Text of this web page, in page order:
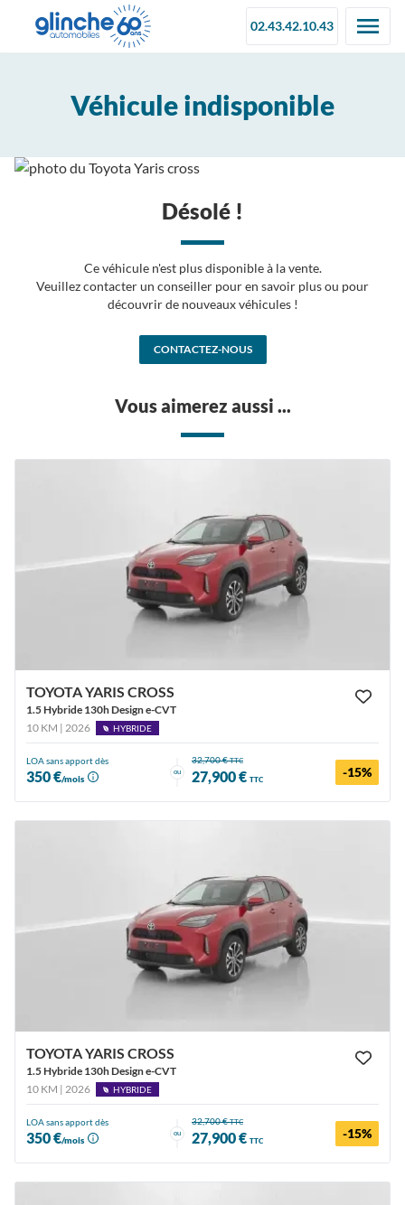
02.43.42.10.43
Véhicule indisponible
Désolé !
Ce véhicule n'est plus disponible à la vente.
Veuillez contacter un conseiller pour en savoir plus ou pour
découvrir de nouveaux véhicules !
CONTACTEZ-NOUS
Vous aimerez aussi ...
TOYOTA YARIS CROSS
1.5 Hybride 130h Design e-CVT
10 KM | 2026
HYBRIDE
LOA sans apport dès
350 €/mois
ou
32,700 €TTC
27,900 € TTC -15%
TOYOTA YARIS CROSS
1.5 Hybride 130h Design e-CVT
10 KM | 2026
HYBRIDE
LOA sans apport dès
350 €/mois
ou
32,700 €TTC
27,900 € TTC -15%